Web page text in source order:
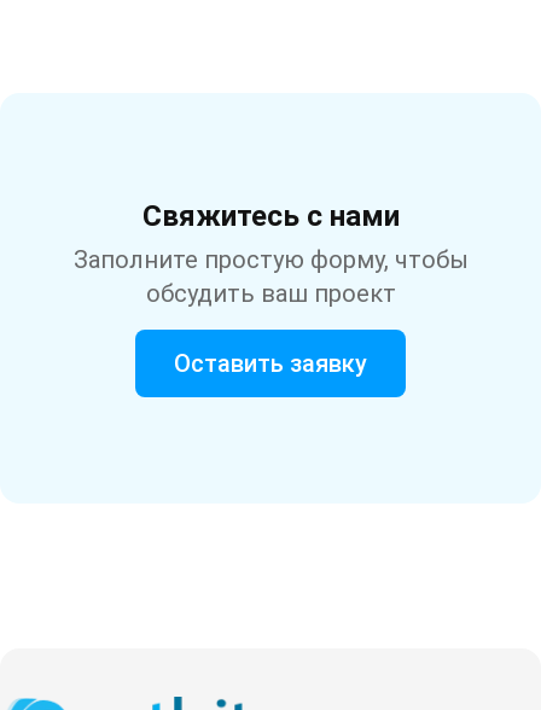
Свяжитесь с нами
Заполните простую форму, чтобы
обсудить ваш проект
Оставить заявку